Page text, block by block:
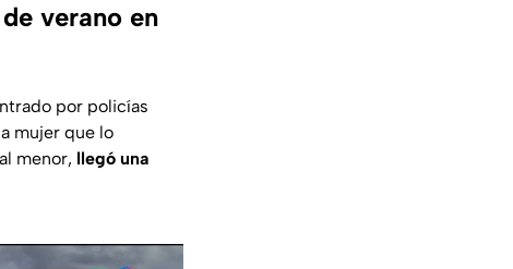
verano en
por policías
mujer que lo
menor, llegó una